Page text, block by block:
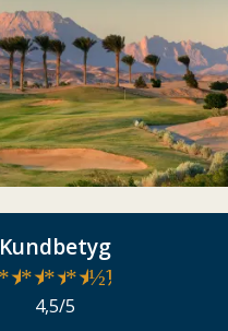
Kundbetyg
★★★★ ½
4,5/5